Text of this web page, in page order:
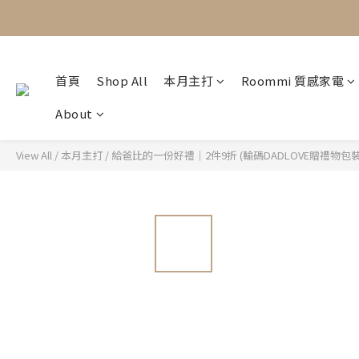
首頁 Shop All 本月主打 Roommi 質感家電
About
View All / 本月主打/ 給爸比的一份好禮｜2件9折 (輸碼DADLOVE贈禮物包